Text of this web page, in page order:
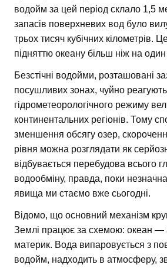
водойм за цей період склало 1,5
запасів поверхневих вод було
трьох тисяч кубічних кілометрів.
підняттю океану більш ніж на
Безстічні водойми, розташовані
посушливих зонах, чуйно
гідрометеорологічного режиму
континентальних регіонів. Тому
зменшення обсягу озер,
рівня можна розглядати як
відбувається перебудова всього
водообміну, правда, поки
явища ми стаємо вже сьогодні.
Відомо, що основний механізм
Землі працює за схемою: океан
материк. Вода випаровується з
водойм, надходить в атмосферу,